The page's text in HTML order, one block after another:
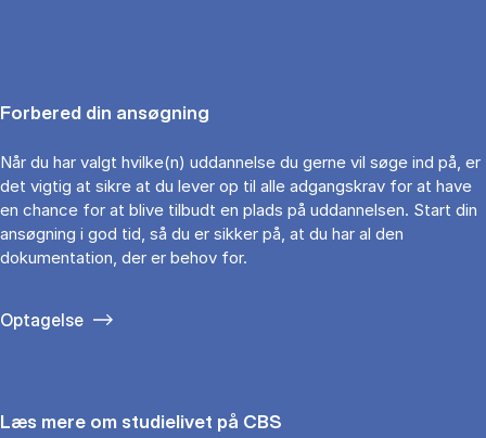
Forbered din ansøgning
Når du har valgt hvilke(n) uddannelse du gerne vil søge ind på, er
det vigtig at sikre at du lever op til alle adgangskrav for at have
en chance for at blive tilbudt en plads på uddannelsen. Start din
ansøgning i god tid, så du er sikker på, at du har al den
dokumentation, der er behov for.
Optagelse
Læs mere om studielivet på CBS